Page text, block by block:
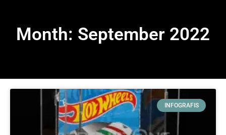
Month: September 2022
INFOGRAFIS